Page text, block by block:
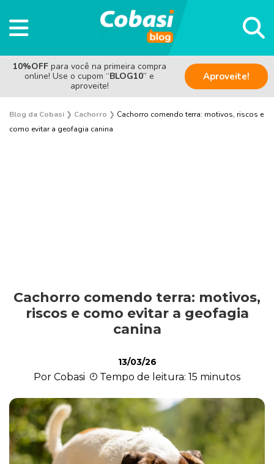
10%OFF para você na primeira compra
online! Use o cupom “BLOG10” e
aproveite!
Aproveite!
Blog da Cobasi ❯ Cachorro ❯ Cachorro comendo terra: motivos, riscos e
como evitar a geofagia canina
Alimentação
Filhotes
Higiene
Cachorro comendo terra: motivos,
riscos e como evitar a geofagia
canina
13/03/26
Por Cobasi Tempo de leitura: 15 minutos